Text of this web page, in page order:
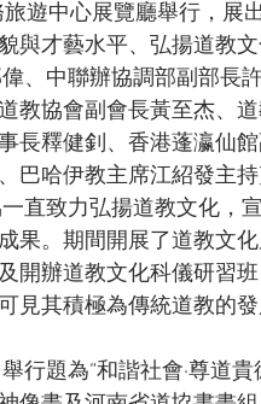
遊中心展覽廳舉行，展
與才藝水平、弘揚道教
教協會副會長黃至杰、
長釋健釗、香港蓬瀛仙
巴哈伊教主席江紹發主
果。期間開展了道教文
開辦道教文化科儀研習
見其積極為傳統道教的